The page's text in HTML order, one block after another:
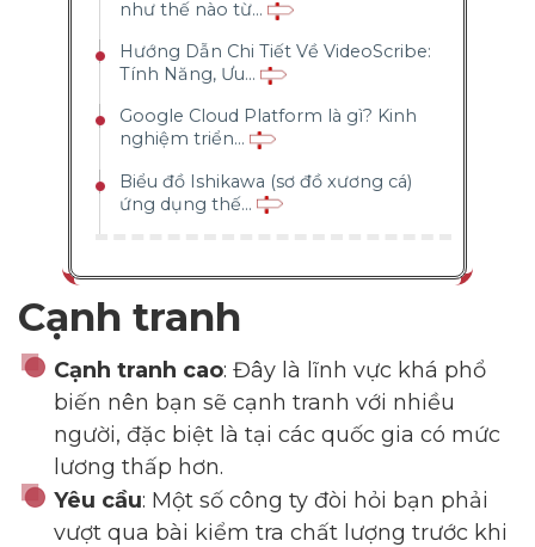
như thế nào từ...
Hướng Dẫn Chi Tiết Về VideoScribe:
Tính Năng, Ưu...
Google Cloud Platform là gì? Kinh
nghiệm triển...
Biểu đồ Ishikawa (sơ đồ xương cá)
ứng dụng thế...
Cạnh tranh
Cạnh tranh cao: Đây là lĩnh vực khá phổ
biến nên bạn sẽ cạnh tranh với nhiều
người, đặc biệt là tại các quốc gia có mức
lương thấp hơn.
Yêu cầu: Một số công ty đòi hỏi bạn phải
vượt qua bài kiểm tra chất lượng trước khi